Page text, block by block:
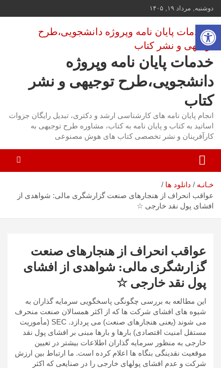
بروید
دوشنبه, مرداد ۱۹, ۱۴۰۵
خدمات پایان نامه وپروژه
دانشجویی،طرح توجیهی و نشر
کتاب
انجام پایان نامه های کارشناسی ارشد و دکتری، تبدیل رایگان جزوات
اساتید به کتاب و پایان نامه به کتاب، مشاوره طرح توجیهی به
کارآفرینان و نشر تخصصی کتاب های هوش مصنوعی
خـانـه دانلود ها
عواقب انحراف از هنجارهای صنعت گزارشگری مالی: شواهدی از
افشای پول نقد خارجی ☆
عواقب انحراف از هنجارهای صنعت
گزارشگری مالی: شواهدی از افشای
پول نقد خارجی ☆
این مطالعه به بررسی چگونگی پاسخگویی سرمایه گذاران به
شیوه های افشای شرکت ها که از اکثر همسالان صنعت منحرف
می شوند (یعنی هنجارهای صنعت) می پردازد. SEC (مأموریت
مستقل امنیت اقتصادی) بارها و بارها مبنی بر افشای پول نقد
خارجی به منظور سرمایه گذاران اطلاعات بیشتر در تعیین
موقعیت نقدینگی بنگاه ها اعلام کرده است. ما ارتباط بین ارزش
شرکت و عدم افشای پولهای خارجی را در صنایعی که اکثر
باز کردن نوار ابزار